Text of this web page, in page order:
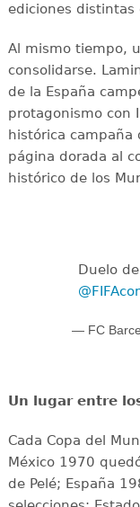
ediciones distintas
Al mismo tiempo,
consolidarse.
de la España
protagonismo con
histórica campaña
página dorada al
histórico de los
Duelo
— FC
Un lugar entre
Cada Copa del
México 1970
de Pelé; España